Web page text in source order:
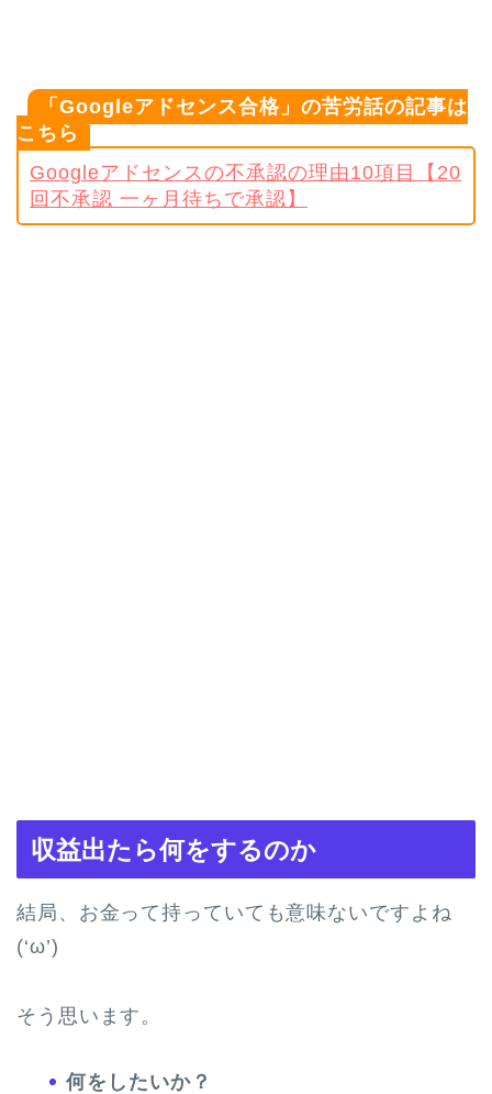
「Googleアドセンス合格」の苦労話の記事は
こちら
Googleアドセンスの不承認の理由10項目【20
回不承認 一ヶ月待ちで承認】
収益出たら何をするのか
結局、お金って持っていても意味ないですよね
(‘ω’)
そう思います。
何をしたいか？